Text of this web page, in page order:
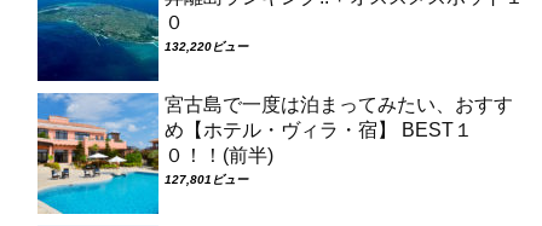
０
132,220ビュー
宮古島で一度は泊まってみたい、おすす
め【ホテル・ヴィラ・宿】 BEST１
０！！(前半)
127,801ビュー